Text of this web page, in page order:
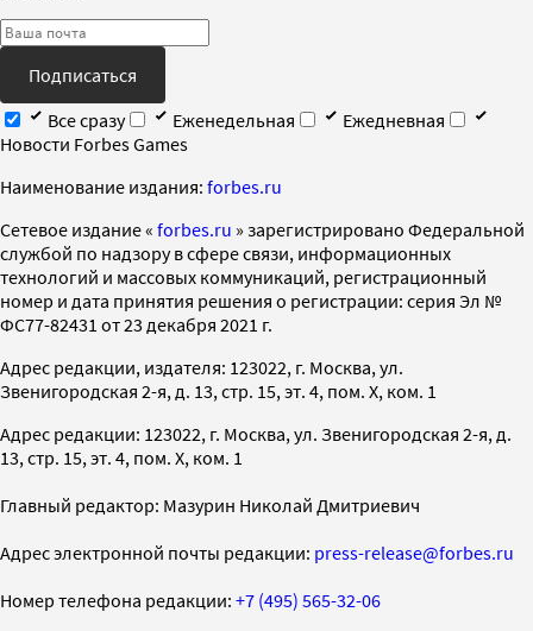
Подписаться
Все сразу
Еженедельная
Ежедневная
Новости Forbes Games
Наименование издания: forbes.ru
Cетевое издание « forbes.ru » зарегистрировано Федеральной
службой по надзору в сфере связи, информационных
технологий и массовых коммуникаций, регистрационный
номер и дата принятия решения о регистрации: серия Эл №
ФС77-82431 от 23 декабря 2021 г.
Адрес редакции, издателя: 123022, г. Москва, ул.
Звенигородская 2-я, д. 13, стр. 15, эт. 4, пом. X, ком. 1
Адрес редакции: 123022, г. Москва, ул. Звенигородская 2-я, д.
13, стр. 15, эт. 4, пом. X, ком. 1
Главный редактор: Мазурин Николай Дмитриевич
Адрес электронной почты редакции: press-release@forbes.ru
Номер телефона редакции: +7 (495) 565-32-06